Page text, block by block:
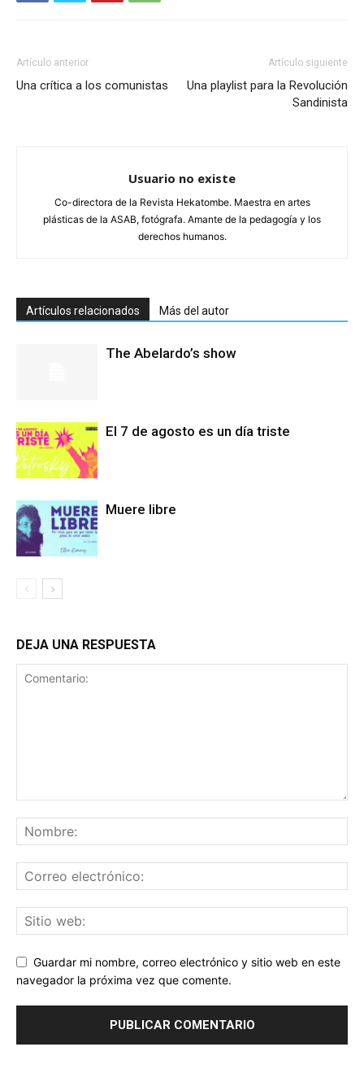
Artículo anterior
Una crítica a los comunistas
Artículo siguiente
Una playlist para la Revolución
Sandinista
Usuario no existe
Co-directora de la Revista Hekatombe. Maestra en artes
plásticas de la ASAB, fotógrafa. Amante de la pedagogía y los
derechos humanos.
Artículos relacionados Más del autor
The Abelardo’s show
El 7 de agosto es un día triste
Muere libre
DEJA UNA RESPUESTA
Guardar mi nombre, correo electrónico y sitio web en este
navegador la próxima vez que comente.